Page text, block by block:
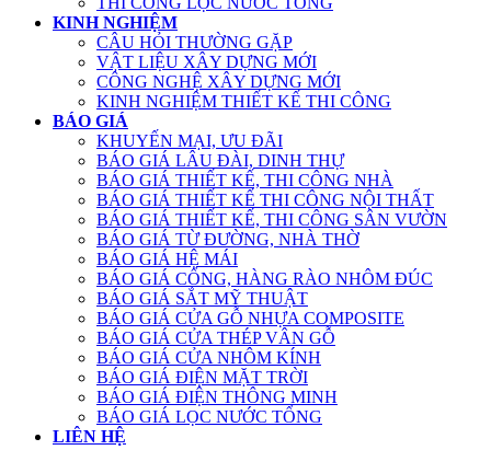
KINH NGHIỆM
CÂU HỎI THƯỜNG GẶP
VẬT LIỆU XÂY DỰNG MỚI
CÔNG NGHỆ XÂY DỰNG MỚI
KINH NGHIỆM THIẾT KẾ THI CÔNG
BÁO GIÁ
KHUYẾN MẠI, ƯU ĐÃI
BÁO GIÁ LÂU ĐÀI, DINH THỰ
BÁO GIÁ THIẾT KẾ, THI CÔNG NHÀ
BÁO GIÁ THIẾT KẾ THI CÔNG NỘI THẤT
BÁO GIÁ THIẾT KẾ, THI CÔNG SÂN VƯỜN
BÁO GIÁ TỪ ĐƯỜNG, NHÀ THỜ
BÁO GIÁ HỆ MÁI
BÁO GIÁ CỔNG, HÀNG RÀO NHÔM ĐÚC
BÁO GIÁ SẮT MỸ THUẬT
BÁO GIÁ CỬA GỖ NHỰA COMPOSITE
BÁO GIÁ CỬA THÉP VÂN GỖ
BÁO GIÁ CỬA NHÔM KÍNH
BÁO GIÁ ĐIỆN MẶT TRỜI
BÁO GIÁ ĐIỆN THÔNG MINH
BÁO GIÁ LỌC NƯỚC TỔNG
LIÊN HỆ